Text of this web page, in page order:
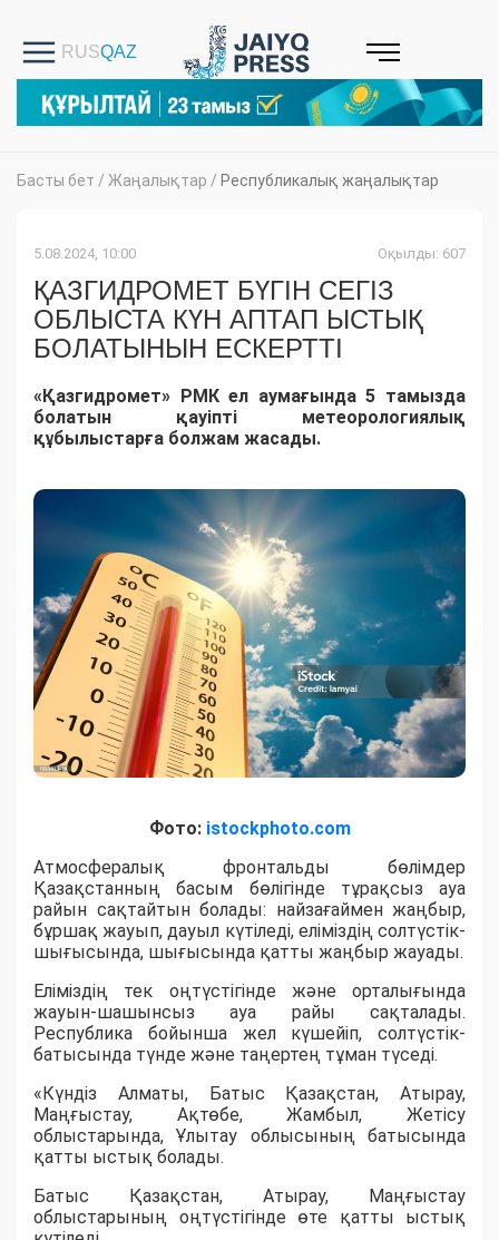
Басты бет / Жаңалықтар / Республикалық жаңалықтар
5.08.2024, 10:00 Оқылды: 607
ҚАЗГИДРОМЕТ БҮГІН СЕГІЗ
ОБЛЫСТА КҮН АПТАП ЫСТЫҚ
БОЛАТЫНЫН ЕСКЕРТТІ
«Қазгидромет» РМК ел аумағында 5 тамызда
болатын қауіпті метеорологиялық
құбылыстарға болжам жасады.
Фото: istockphoto.com
Атмосфералық фронтальды бөлімдер
Қазақстанның басым бөлігінде тұрақсыз ауа
райын сақтайтын болады: найзағаймен жаңбыр,
бұршақ жауып, дауыл күтіледі, еліміздің солтүстік-
шығысында, шығысында қатты жаңбыр жауады.
Еліміздің тек оңтүстігінде және орталығында
жауын-шашынсыз ауа райы сақталады.
Республика бойынша жел күшейіп, солтүстік-
батысында түнде және таңертең тұман түседі.
«Күндіз Алматы, Батыс Қазақстан, Атырау,
Маңғыстау, Ақтөбе, Жамбыл, Жетісу
облыстарында, Ұлытау облысының батысында
қатты ыстық болады.
Батыс Қазақстан, Атырау, Маңғыстау
облыстарының оңтүстігінде өте қатты ыстық